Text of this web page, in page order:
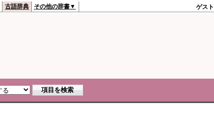
古語辞典 その他の辞書▼ ゲスト